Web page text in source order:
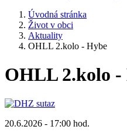
Úvodná stránka
Život v obci
Aktuality
OHLL 2.kolo - Hybe
OHLL 2.kolo -
20.6.2026 - 17:00 hod.